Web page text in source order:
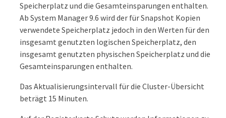
Speicherplatz und die Gesamteinsparungen enthalten.
Ab System Manager 9.6 wird der für Snapshot Kopien
verwendete Speicherplatz jedoch in den Werten für den
insgesamt genutzten logischen Speicherplatz, den
insgesamt genutzten physischen Speicherplatz und die
Gesamteinsparungen enthalten.
Das Aktualisierungsintervall für die Cluster-Übersicht
beträgt 15 Minuten.